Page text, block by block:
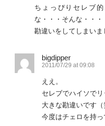
ちょっぴりセレブ
な・・・そんな・・・
勘違いをしてしまい
bigdipper
2011/07/29 at 09:08
ええ。
セレブでハイソで
大きな勘違いです（
今度はチェロを持